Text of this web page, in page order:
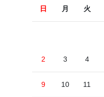
日 月 火
2 3 4
9 10 11